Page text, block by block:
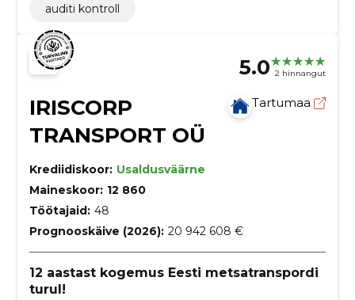
auditi kontroll
5.0 2 hinnangut
IRISCORP
TRANSPORT OÜ
Tartumaa
Krediidiskoor: Usaldusväärne
Maineskoor: 12 860
Töötajaid: 48
Prognooskäive (2026): 20 942 608 €
12 aastast kogemus Eesti metsatranspordi
turul!